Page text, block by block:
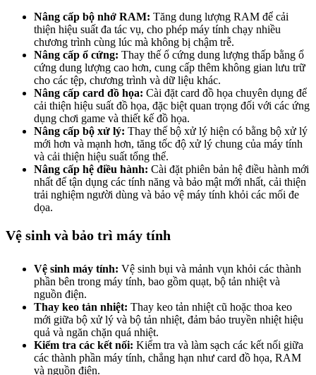
Nâng cấp bộ nhớ RAM: Tăng dung lượng RAM để cải
thiện hiệu suất đa tác vụ, cho phép máy tính chạy nhiều
chương trình cùng lúc mà không bị chậm trễ.
Nâng cấp ổ cứng: Thay thế ổ cứng dung lượng thấp bằng ổ
cứng dung lượng cao hơn, cung cấp thêm không gian lưu trữ
cho các tệp, chương trình và dữ liệu khác.
Nâng cấp card đồ họa: Cài đặt card đồ họa chuyên dụng để
cải thiện hiệu suất đồ họa, đặc biệt quan trọng đối với các ứng
dụng chơi game và thiết kế đồ họa.
Nâng cấp bộ xử lý: Thay thế bộ xử lý hiện có bằng bộ xử lý
mới hơn và mạnh hơn, tăng tốc độ xử lý chung của máy tính
và cải thiện hiệu suất tổng thể.
Nâng cấp hệ điều hành: Cài đặt phiên bản hệ điều hành mới
nhất để tận dụng các tính năng và bảo mật mới nhất, cải thiện
trải nghiệm người dùng và bảo vệ máy tính khỏi các mối đe
dọa.
Vệ sinh và bảo trì máy tính
Vệ sinh máy tính: Vệ sinh bụi và mảnh vụn khỏi các thành
phần bên trong máy tính, bao gồm quạt, bộ tản nhiệt và
nguồn điện.
Thay keo tản nhiệt: Thay keo tản nhiệt cũ hoặc thoa keo
mới giữa bộ xử lý và bộ tản nhiệt, đảm bảo truyền nhiệt hiệu
quả và ngăn chặn quá nhiệt.
Kiểm tra các kết nối: Kiểm tra và làm sạch các kết nối giữa
các thành phần máy tính, chẳng hạn như card đồ họa, RAM
và nguồn điện.